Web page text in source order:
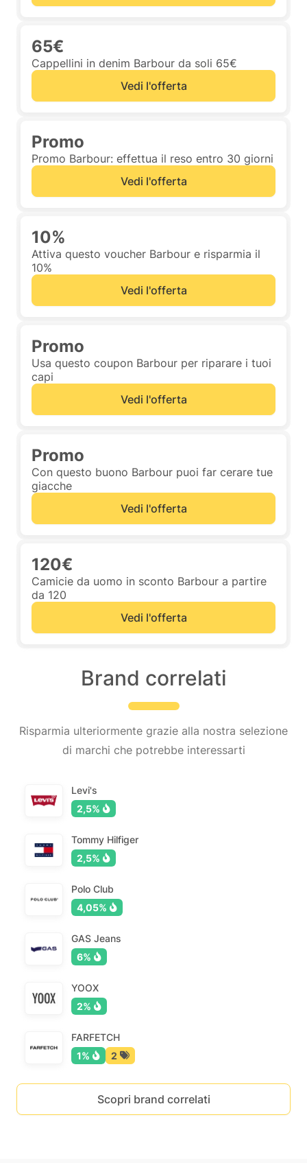
65€
Cappellini in denim Barbour da soli 65€
Vedi l'offerta
Promo
Promo Barbour: effettua il reso entro 30 giorni
Vedi l'offerta
10%
Attiva questo voucher Barbour e risparmia il
10%
Vedi l'offerta
Promo
Usa questo coupon Barbour per riparare i tuoi
capi
Vedi l'offerta
Promo
Con questo buono Barbour puoi far cerare tue
giacche
Vedi l'offerta
120€
Camicie da uomo in sconto Barbour a partire
da 120
Vedi l'offerta
Brand correlati
Risparmia ulteriormente grazie alla nostra selezione
di marchi che potrebbe interessarti
Levi's
2,5%
Tommy Hilfiger
2,5%
Polo Club
4,05%
GAS Jeans
6%
YOOX
2%
FARFETCH
1%
2
Scopri brand correlati